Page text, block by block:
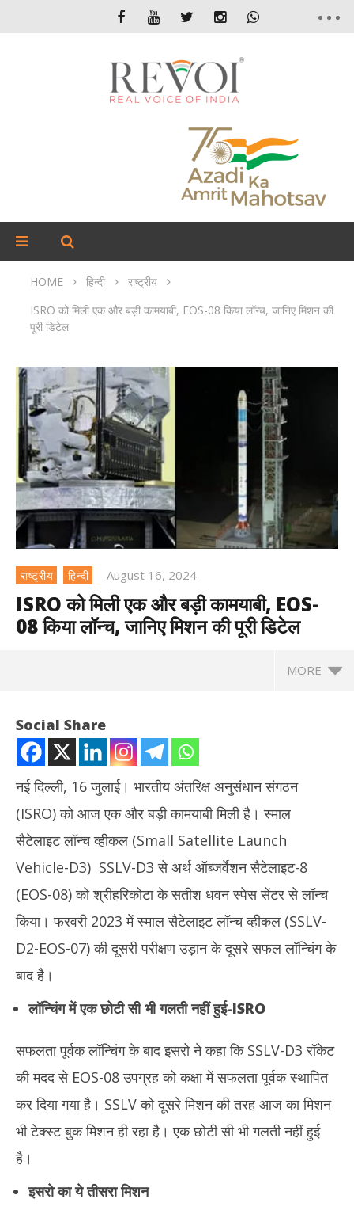
HOME हिन्दी
राष्ट्रीय
ISRO को मिली एक और बड़ी कामयाबी, EOS-08 किया लॉन्च, जानिए मिशन की
पूरी डिटेल
राष्ट्रीय हिन्दी August 16, 2024
ISRO को मिली एक और बड़ी कामयाबी, EOS-
08 किया लॉन्च, जानिए मिशन की पूरी डिटेल
MORE
ISRO को मिली एक और बड़ी कामयाबी, EOS-08 किया लॉन्च, जानिए मिशन की
पूरी डिटेल
August
2024
Social Share
नई दिल्ली, 16 जुलाई। भारतीय अंतरिक्ष अनुसंधान संगठन
(ISRO) को आज एक और बड़ी कामयाबी मिली है। स्माल
सैटेलाइट लॉन्च व्हीकल (Small Satellite Launch
Vehicle-D3) SSLV-D3 से अर्थ ऑब्जर्वेशन सैटेलाइट-8
(EOS-08) को श्रीहरिकोटा के सतीश धवन स्पेस सेंटर से लॉन्च
किया। फरवरी 2023 में स्माल सैटेलाइट लॉन्च व्हीकल (SSLV-
D2-EOS-07) की दूसरी परीक्षण उड़ान के दूसरे सफल लॉन्चिंग के
बाद है।
लॉन्चिंग में एक छोटी सी भी गलती नहीं हुई-ISRO
सफलता पूर्वक लॉन्चिंग के बाद इसरो ने कहा कि SSLV-D3 रॉकेट
की मदद से EOS-08 उपग्रह को कक्षा में सफलता पूर्वक स्थापित
कर दिया गया है। SSLV को दूसरे मिशन की तरह आज का मिशन
भी टेक्स्ट बुक मिशन ही रहा है। एक छोटी सी भी गलती नहीं हुई
है।
इसरो का ये तीसरा मिशन